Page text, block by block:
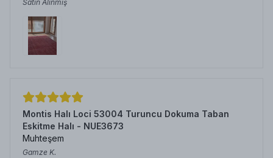
Satın Alınmış
Montis Halı Loci 53004 Turuncu Dokuma Taban
Eskitme Halı - NUE3673
Muhteşem
Gamze K.